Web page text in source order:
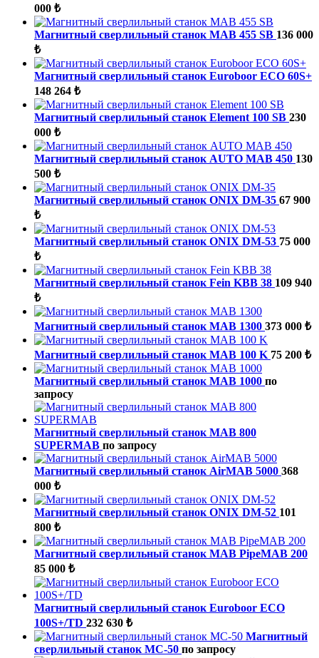
000 ₺
Магнитный сверлильный станок MAB 455 SB 136 000
₺
Магнитный сверлильный станок Euroboor ECO 60S+
148 264 ₺
Магнитный сверлильный станок Element 100 SB 230
000 ₺
Магнитный сверлильный станок AUTO MAB 450 130
500 ₺
Магнитный сверлильный станок ONIX DM-35 67 900
₺
Магнитный сверлильный станок ONIX DM-53 75 000
₺
Магнитный сверлильный станок Fein KBB 38 109 940
₺
Магнитный сверлильный станок MAB 1300 373 000 ₺
Магнитный сверлильный станок MAB 100 K 75 200 ₺
Магнитный сверлильный станок MAB 1000 по
запросу
Магнитный сверлильный станок MAB 800
SUPERMAB по запросу
Магнитный сверлильный станок AirMAB 5000 368
000 ₺
Магнитный сверлильный станок ONIX DM-52 101
800 ₺
Магнитный сверлильный станок MAB PipeMAB 200
85 000 ₺
Магнитный сверлильный станок Euroboor ECO
100S+/TD 232 630 ₺
Магнитный
сверлильный станок МС-50 по запросу